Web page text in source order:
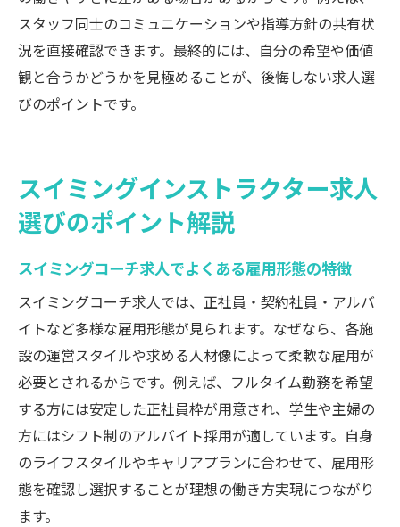
安定した働き方を叶えるスイミングコーチ
求人の特徴
スイミングコーチ求人で知っておきたい手
当や待遇
水泳コーチのキャリアアップを実現する方法
スイミングコーチ求人でキャリアアップを
水泳コーチとして次のステップへ進むため
の求人選び
スイミングコーチ求人で求められるキャリ
ア形成のコツ
資格取得がスイミングコーチ求人での昇進
に有利な理由
スイミングコーチ求人でリーダー職を目指
すために
キャリアアップ事例から学ぶスイミングコ
スタッフ同士のコミュニケーションや指導方針の共有状
況を直接確認できます。最終的には、自分の希望や価値
観と合うかどうかを見極めることが、後悔しない求人選
びのポイントです。
スイミングインストラクター求人
選びのポイント解説
スイミングコーチ求人でよくある雇用形態の特徴
スイミングコーチ求人では、正社員・契約社員・アルバ
イトなど多様な雇用形態が見られます。なぜなら、各施
設の運営スタイルや求める人材像によって柔軟な雇用が
必要とされるからです。例えば、フルタイム勤務を希望
する方には安定した正社員枠が用意され、学生や主婦の
方にはシフト制のアルバイト採用が適しています。自身
のライフスタイルやキャリアプランに合わせて、雇用形
態を確認し選択することが理想の働き方実現につながり
ます。